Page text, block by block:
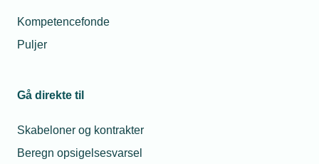
Kompetencefonde
Puljer
Gå direkte til
Skabeloner og kontrakter
Beregn opsigelsesvarsel
på året
14. sep. 2022
Bygningspulje